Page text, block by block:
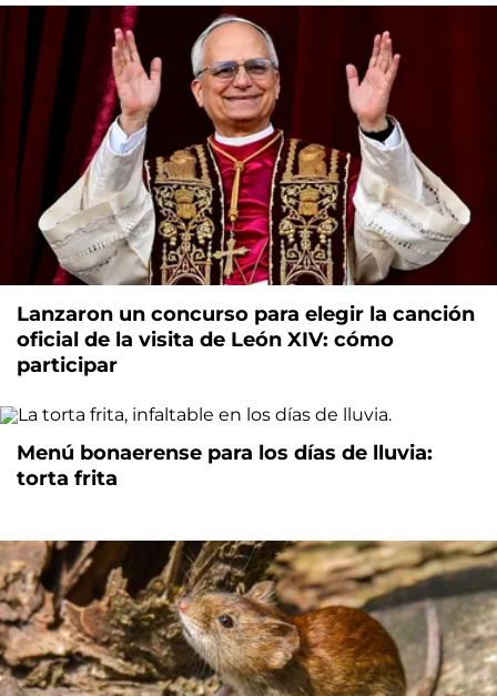
Lanzaron un concurso para elegir la canción
oficial de la visita de León XIV: cómo
participar
Menú bonaerense para los días de lluvia:
torta frita